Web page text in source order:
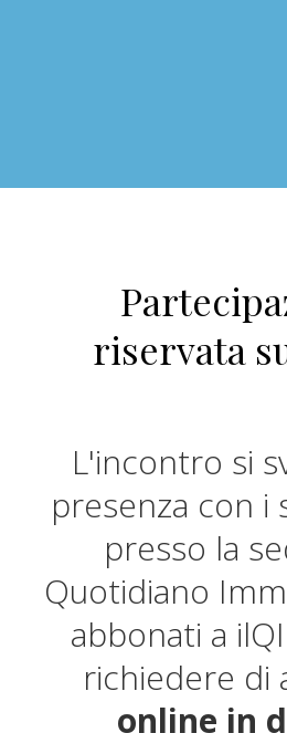
riservata
L'incontro si
presenza con i
presso la
Quotidiano
abbonati a
richiedere di
online in